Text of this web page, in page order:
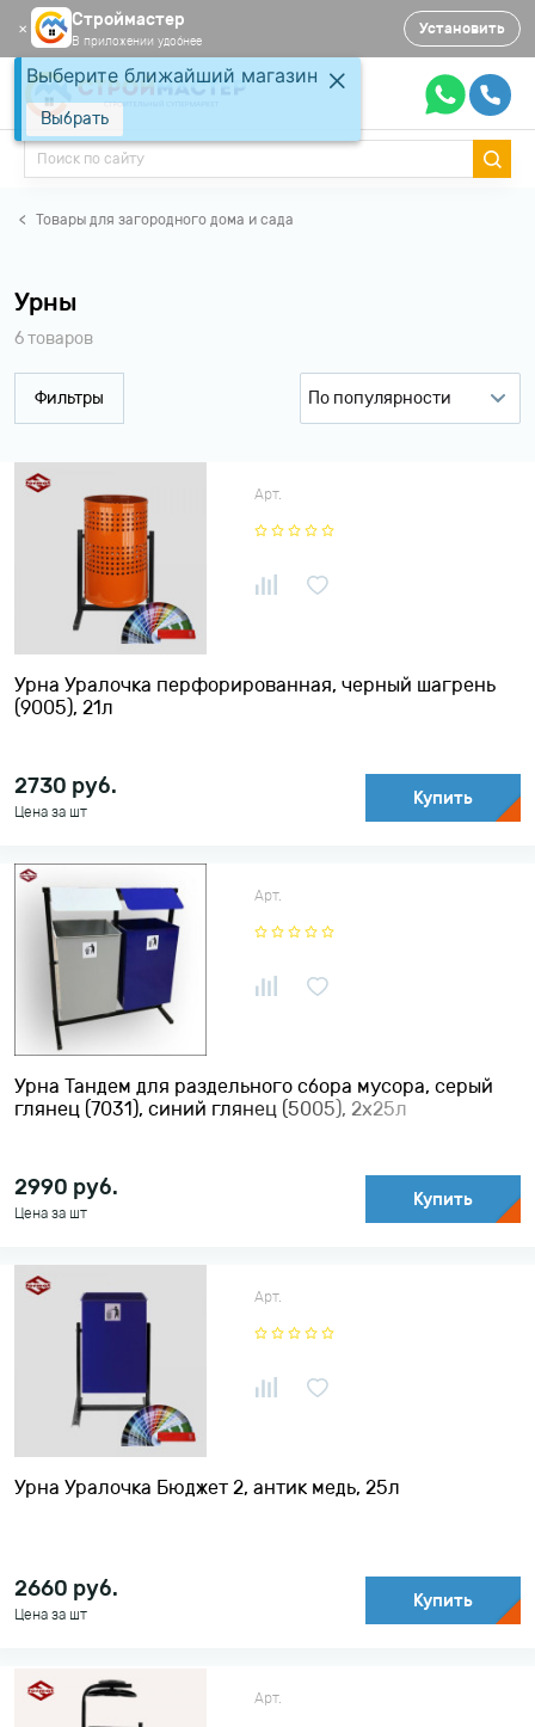
✕ Строймастер
В приложении удобнее
Установить
Товары для загородного дома и сада
Урны
6 товаров
Фильтры
По популярности
По возрастанию цены
По убыванию цены
Урна Уралочка перфорированная, черный шагрень
(9005), 21л
Арт.
2730 руб.
Цена за шт
Купить
Урна Тандем для раздельного сбора мусора, серый
глянец (7031), синий глянец (5005), 2х25л
Арт.
2990 руб.
Цена за шт
Купить
Урна Уралочка Бюджет 2, антик медь, 25л
Арт.
2660 руб.
Цена за шт
Купить
Арт.
Выберите ближайший магазин
Выбрать